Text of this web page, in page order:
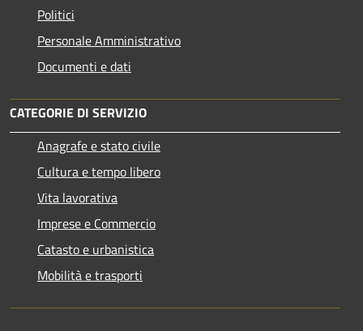
Politici
Personale Amministrativo
Documenti e dati
CATEGORIE DI SERVIZIO
Anagrafe e stato civile
Cultura e tempo libero
Vita lavorativa
Imprese e Commercio
Catasto e urbanistica
Mobilità e trasporti